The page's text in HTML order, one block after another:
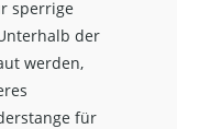
sperrige
der
werden,
für